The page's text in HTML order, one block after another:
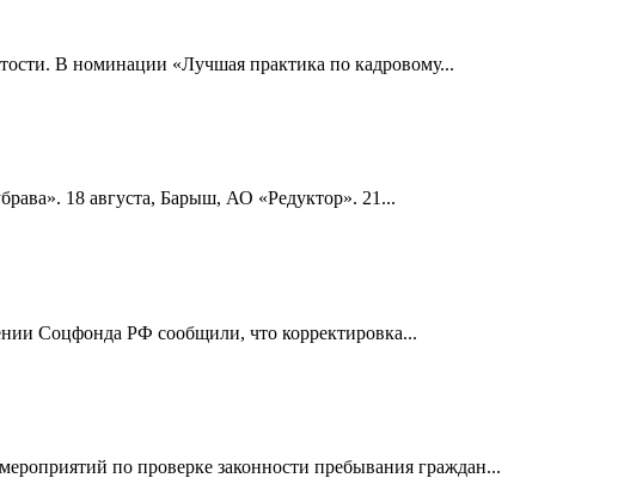
В номинации «Лучшая практика по кадровому...
18 августа, Барыш, АО «Редуктор». 21...
Соцфонда РФ сообщили, что корректировка...
по проверке законности пребывания граждан...